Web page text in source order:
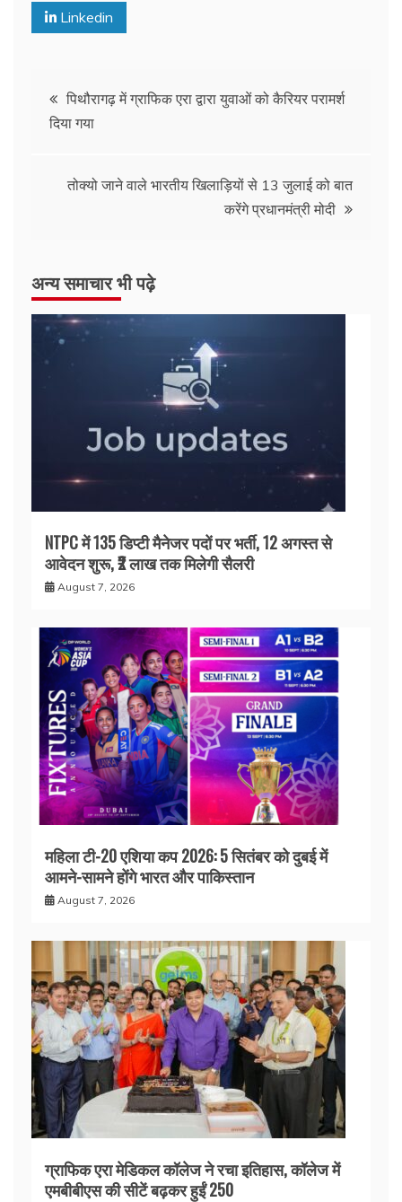
Linkedin
पिथौरागढ़ में ग्राफिक एरा द्वारा युवाओं को कैरियर परामर्श
दिया गया
तोक्यो जाने वाले भारतीय खिलाड़ियों से 13 जुलाई को बात
करेंगे प्रधानमंत्री मोदी
अन्य समाचार भी पढ़े
NTPC में 135 डिप्टी मैनेजर पदों पर भर्ती, 12 अगस्त से
आवेदन शुरू, ₹2 लाख तक मिलेगी सैलरी
August 7, 2026
महिला टी-20 एशिया कप 2026: 5 सितंबर को दुबई में
आमने-सामने होंगे भारत और पाकिस्तान
August 7, 2026
ग्राफिक एरा मेडिकल कॉलेज ने रचा इतिहास, कॉलेज में
एमबीबीएस की सीटें बढ़कर हुईं 250